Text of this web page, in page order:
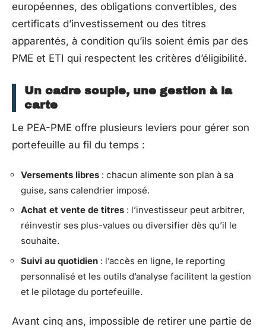
européennes, des obligations convertibles, des
certificats d’investissement ou des titres
apparentés, à condition qu’ils soient émis par des
PME et ETI qui respectent les critères d’éligibilité.
Un cadre souple, une gestion à la
carte
Le PEA-PME offre plusieurs leviers pour gérer son
portefeuille au fil du temps :
Versements libres : chacun alimente son plan à sa
guise, sans calendrier imposé.
Achat et vente de titres : l’investisseur peut arbitrer,
réinvestir ses plus-values ou diversifier dès qu’il le
souhaite.
Suivi au quotidien : l’accès en ligne, le reporting
personnalisé et les outils d’analyse facilitent la gestion
et le pilotage du portefeuille.
Avant cinq ans, impossible de retirer une partie de